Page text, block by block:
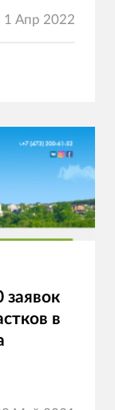
1 Апр 2022
заявок
в